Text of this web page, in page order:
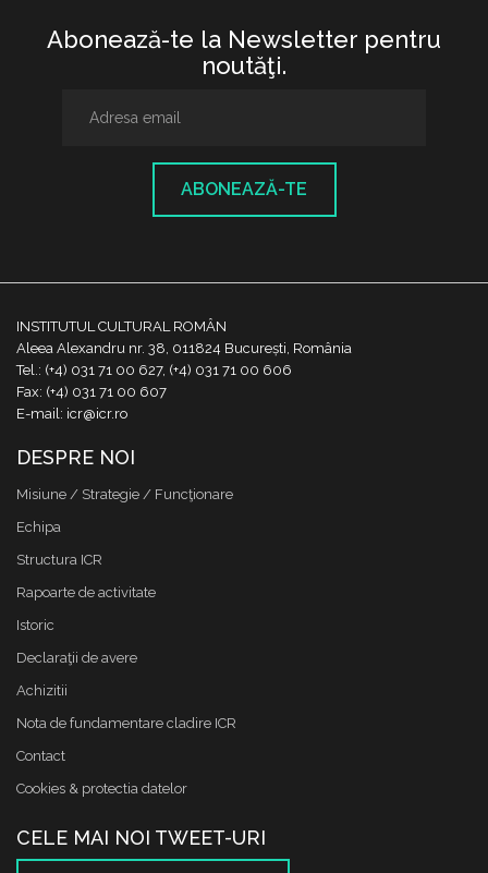
Abonează-te la Newsletter pentru
noutăţi.
ABONEAZĂ-TE
INSTITUTUL CULTURAL ROMÂN
Aleea Alexandru nr. 38, 011824 București, România
Tel.: (+4) 031 71 00 627, (+4) 031 71 00 606
Fax: (+4) 031 71 00 607
E-mail: icr@icr.ro
DESPRE NOI
Misiune / Strategie / Funcţionare
Echipa
Structura ICR
Rapoarte de activitate
Istoric
Declaraţii de avere
Achizitii
Nota de fundamentare cladire ICR
Contact
Cookies & protectia datelor
CELE MAI NOI TWEET-URI